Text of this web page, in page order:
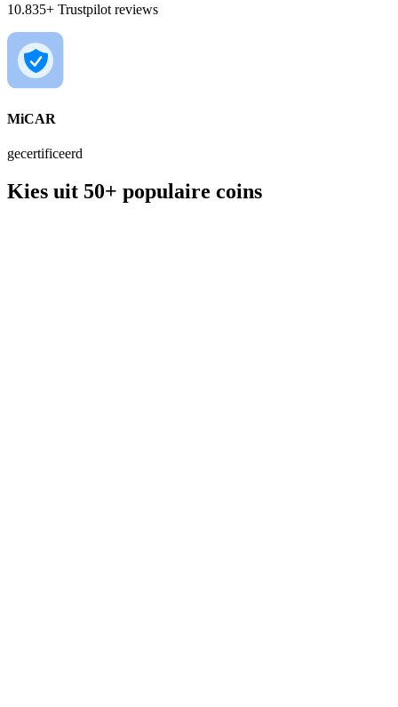
10.835+ Trustpilot reviews
MiCAR
gecertificeerd
Kies uit 50+ populaire coins